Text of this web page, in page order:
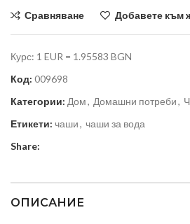
Сравняване Добавете към
Курс: 1 EUR = 1.95583 BGN
Код: 009698
Категории: Дом, Домашни потреби,
Етикети: чаши, чаши за вода
Share:
ОПИСАНИЕ